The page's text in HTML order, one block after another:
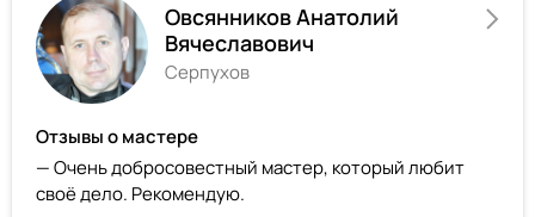
Овсянников Анатолий
Вячеславович
Серпухов
Отзывы о мастере
— Очень добросовестный мастер, который любит
своё дело. Рекомендую.